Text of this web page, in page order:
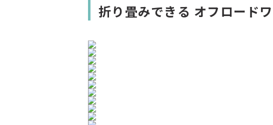
折り畳みできる オフロード